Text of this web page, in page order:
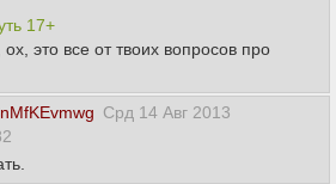
17+
это все от твоих вопросов про
Срд 14 Авг 2013